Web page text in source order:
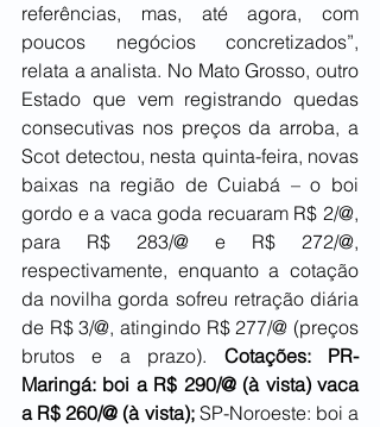
referências, mas, até agora, com
poucos negócios concretizados”,
relata a analista. No Mato Grosso, outro
Estado que vem registrando quedas
consecutivas nos preços da arroba, a
Scot detectou, nesta quinta-feira, novas
baixas na região de Cuiabá – o boi
gordo e a vaca goda recuaram R$ 2/@,
para R$ 283/@ e R$ 272/@,
respectivamente, enquanto a cotação
da novilha gorda sofreu retração diária
de R$ 3/@, atingindo R$ 277/@ (preços
brutos e a prazo). Cotações: PR-
Maringá: boi a R$ 290/@ (à vista) vaca
a R$ 260/@ (à vista); SP-Noroeste: boi a